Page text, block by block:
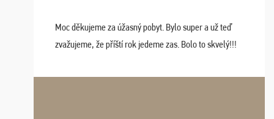
Moc děkujeme za úžasný pobyt. Bylo super a už teď
zvažujeme, že příští rok jedeme zas. Bolo to skvelý!!!